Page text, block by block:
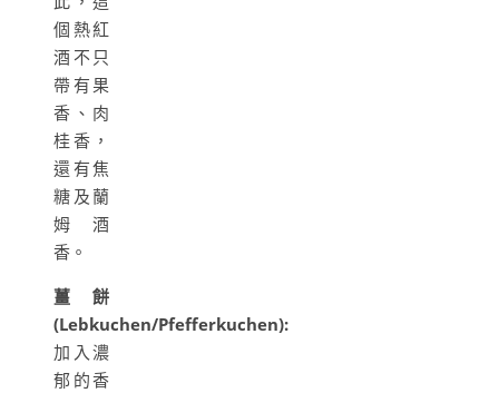
個熱紅
酒不只
帶有果
香、肉
桂香，
還有焦
糖及蘭
姆酒
香。
薑餅
(Lebkuchen/Pfefferkuchen):
加入濃
郁的香